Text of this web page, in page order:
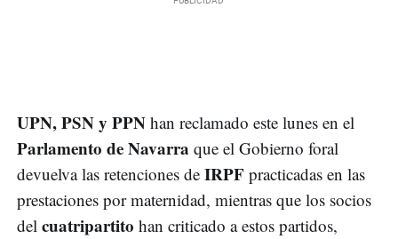
UPN, PSN y PPN han reclamado este lunes en el
Parlamento de Navarra que el Gobierno foral
devuelva las retenciones de IRPF practicadas en las
prestaciones por maternidad, mientras que los socios
del cuatripartito han criticado a estos partidos,